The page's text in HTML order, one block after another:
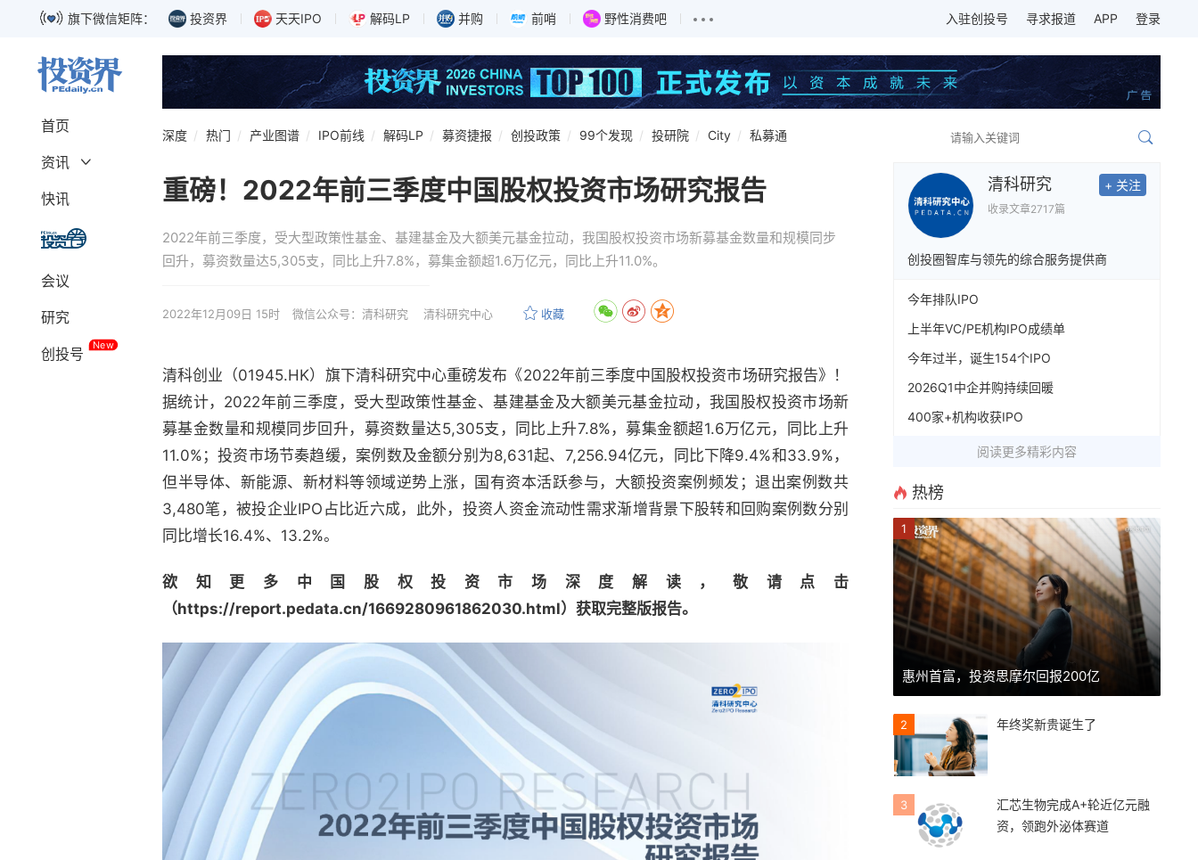
旗下微信矩阵： 投资界 天天IPO 解码LP 并购 前哨 野性消费吧 入驻创投号 寻求报道 APP 登录
首页
资讯
深度
上市
科创板
政策
快讯
会议
研究
创投号
New
深度 热门 产业图谱 IPO前线 解码LP 募资捷报 创投政策 99个发现 投研院 City 私募通
重磅！2022年前三季度中国股权投资市场研究报告
2022年前三季度，受大型政策性基金、基建基金及大额美元基金拉动，我国股权投资市场新募基金数量和规模同步
回升，募资数量达5,305支，同比上升7.8%，募集金额超1.6万亿元，同比上升11.0%。
2022年12月09日 15时 微信公众号：清科研究 清科研究中心 收藏
清科创业（01945.HK）旗下清科研究中心重磅发布《2022年前三季度中国股权投资市场研究报告》！
据统计，2022年前三季度，受大型政策性基金、基建基金及大额美元基金拉动，我国股权投资市场新
募基金数量和规模同步回升，募资数量达5,305支，同比上升7.8%，募集金额超1.6万亿元，同比上升
11.0%；投资市场节奏趋缓，案例数及金额分别为8,631起、7,256.94亿元，同比下降9.4%和33.9%，
但半导体、新能源、新材料等领域逆势上涨，国有资本活跃参与，大额投资案例频发；退出案例数共
3,480笔，被投企业IPO占比近六成，此外，投资人资金流动性需求渐增背景下股转和回购案例数分别
同比增长16.4%、13.2%。
欲知更多中国股权投资市场深度解读，敬请点击
（https://report.pedata.cn/1669280961862030.html） 获取完整版报告。
清科研究
2717篇
收录文章
+ 关注
创投圈智库与领先的综合服务提供商
今年排队IPO
上半年VC/PE机构IPO成绩单
今年过半，诞生154个IPO
2026Q1中企并购持续回暖
400家+机构收获IPO
阅读更多精彩内容
热榜
1
惠州首富，投资思摩尔回报200亿
2 年终奖新贵诞生了
3
汇芯生物完成A+轮近亿元融
资，领跑外泌体赛道